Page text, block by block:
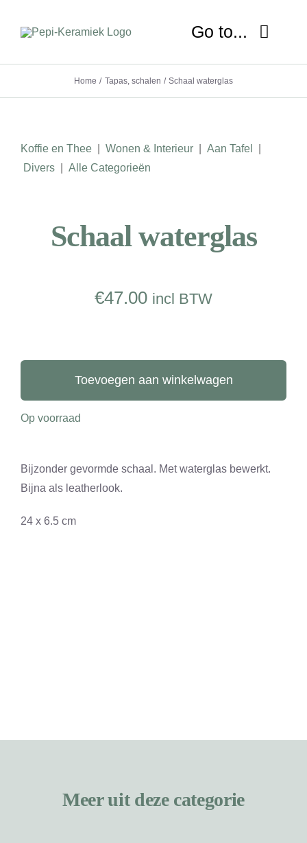
naar
Go to...
HOME
WORKSHOP
Home Tapas, schalen Schaal waterglas
Koffie en Thee| Wonen & Interieur| Aan Tafel
Divers| Alle Categorieën
Schaal waterglas
€47.00 incl BTW
waterglas
Toevoegen aan winkelwagen
Op voorraad
Bijzonder gevormde schaal. Met waterglas bewerkt.
Bijna als leatherlook.
24 x 6.5 cm
Meer uit deze categorie